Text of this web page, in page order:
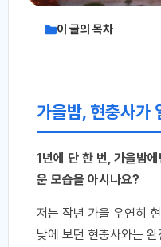
이 글의 목차
가을밤, 현충사가
1년에 단 한 번, 가을밤
운 모습을 아시나요?
저는 작년 가을 우연히
낮에 보던 현충사와는